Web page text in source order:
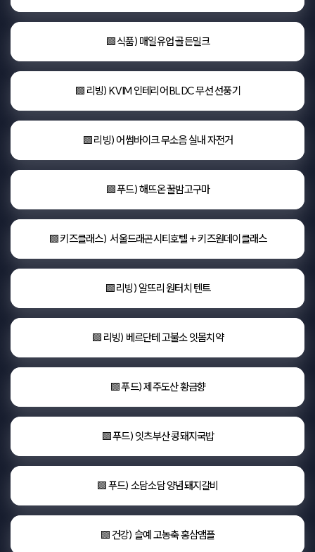
🟩 식품) 매일유업 골든밀크
🟩 리빙) KVIM 인테리어 BLDC 무선 선풍기
🟩 리빙) 어썸바이크 무소음 실내 자전거
🟩 푸드) 해뜨온 꿀밤고구마
🟩 키즈클래스)  서울드래곤시티호텔 + 키즈원데이클래스
🟩 리빙) 알뜨리 원터치 텐트
🟩 리빙) 베르단테 고불소 잇몸치약
🟩 푸드) 제주도산 황금향
🟩 푸드) 잇츠부산 콩돼지국밥
🟩 푸드) 소담소담 양념돼지갈비
🟩 건강) 슬예 고농축 홍삼앰플